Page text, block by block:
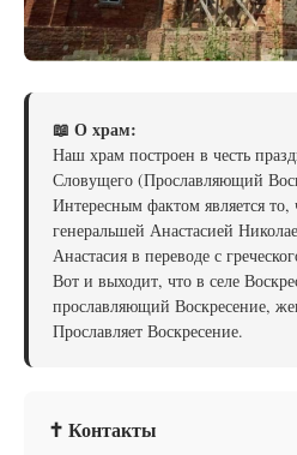
📖 О храм:
Наш храм построен в честь
Словущего (Прославляющий
Интересным фактом является
генеральшей Анастасией
Анастасия в переводе с
Вот и выходит, что в селе
прославляющий Воскресение,
Прославляет Воскресение.
✝ Контакты